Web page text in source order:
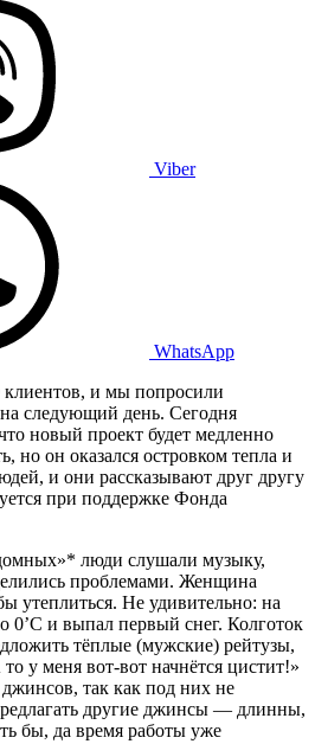
Viber
WhatsApp
и мы попросили
следующий день. Сегодня
новый проект будет медленно
но он оказался островком тепла и
и они рассказывают друг другу
при поддержке Фонда
люди слушали музыку,
проблемами. Женщина
утеплиться. Не удивительно: на
0’C и выпал первый снег. Колготок
тёплые (мужские) рейтузы,
у меня вот-вот начнётся цистит!»
так как под них не
другие джинсы — длинны,
бы, да время работы уже